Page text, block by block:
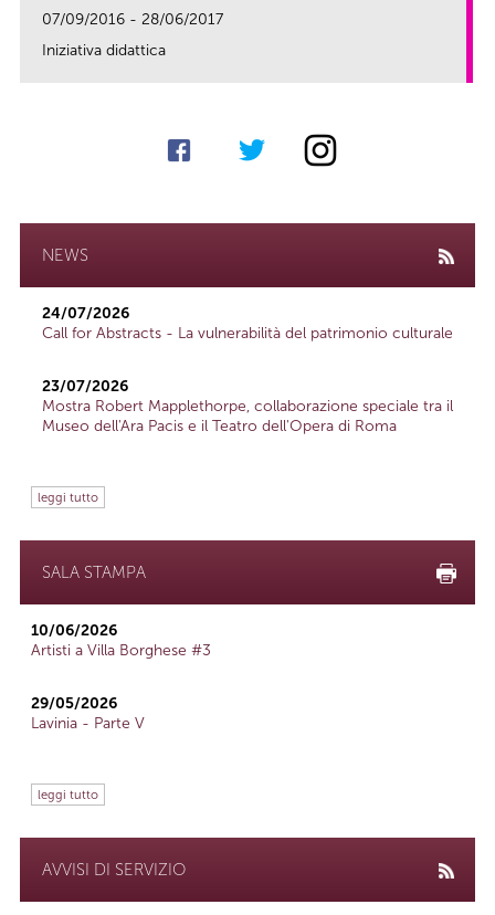
07/09/2016 - 28/06/2017
Iniziativa didattica
NEWS
24/07/2026
Call for Abstracts - La vulnerabilità del patrimonio culturale
23/07/2026
Mostra Robert Mapplethorpe, collaborazione speciale tra il
Museo dell'Ara Pacis e il Teatro dell'Opera di Roma
leggi tutto
SALA STAMPA
10/06/2026
Artisti a Villa Borghese #3
29/05/2026
Lavinia - Parte V
leggi tutto
AVVISI DI SERVIZIO